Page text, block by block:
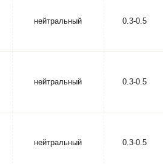
нейтральный 0.3-0.5
нейтральный 0.3-0.5
нейтральный 0.3-0.5